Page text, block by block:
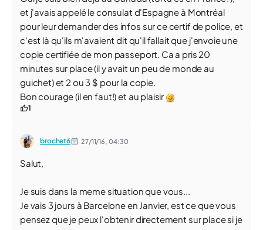
et j'avais appelé le consulat d'Espagne à Montréal
pour leur demander des infos sur ce certif de police, et
c'est là qu'ils m'avaient dit qu'il fallait que j'envoie une
copie certifiée de mon passeport. Ca a pris 20
minutes sur place (il y avait un peu de monde au
guichet) et 2 ou 3 $ pour la copie.
Bon courage (il en faut!) et au plaisir
1
brochet6 27/11/16, 04:30
Salut,
Je suis dans la meme situation que vous...
Je vais 3 jours à Barcelone en Janvier, est ce que vous
pensez que je peux l'obtenir directement sur place si je